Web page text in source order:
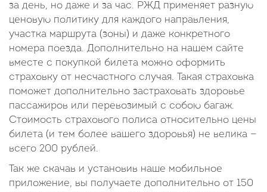
за день, но даже и за час. РЖД применяет разную
ценовую политику для каждого направления,
участка маршрута (зоны) и даже конкретного
номера поезда. Дополнительно на нашем сайте
вместе с покупкой билета можно оформить
страховку от несчастного случая. Такая страховка
поможет дополнительно застраховать здоровье
пассажиров или перевозимый с собою багаж.
Стоимость страхового полиса относительно цены
билета (и тем более вашего здоровья) не велика —
всего 200 рублей.
Так же скачав и установив наше мобильное
приложение, вы получаете дополнительно от 150